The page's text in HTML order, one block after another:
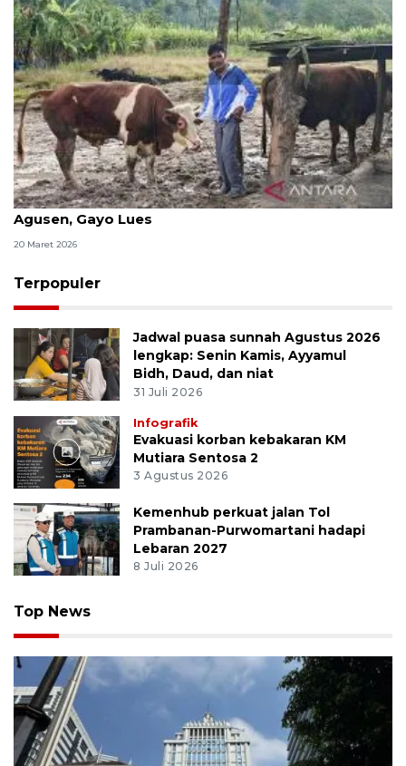
Sapi kiriman Presiden Prabowo tiba di Desa
Agusen, Gayo Lues
20 Maret 2026
Terpopuler
Jadwal puasa sunnah Agustus 2026
lengkap: Senin Kamis, Ayyamul
Bidh, Daud, dan niat
31 Juli 2026
Infografik
Evakuasi korban kebakaran KM
Mutiara Sentosa 2
3 Agustus 2026
Kemenhub perkuat jalan Tol
Prambanan-Purwomartani hadapi
Lebaran 2027
8 Juli 2026
Top News